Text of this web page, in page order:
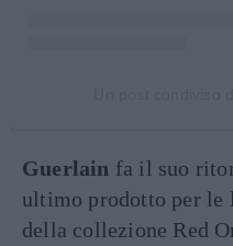
Guerlain fa il suo
ultimo prodotto per le
della collezione Red